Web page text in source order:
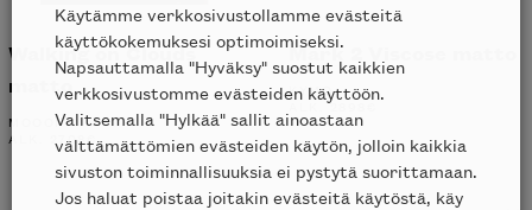
Walking on Clouds
matto
MOOOI
ALK. 2708 €
Mark 2 Viscose matto
KYMO
ALK.2898€
Käytämme verkkosivustollamme evästeitä
käyttökokemuksesi optimoimiseksi.
Napsauttamalla "Hyväksy" suostut kaikkien
verkkosivustomme evästeiden käyttöön.
Valitsemalla "Hylkää" sallit ainoastaan
välttämättömien evästeiden käytön, jolloin kaikkia
sivuston toiminnallisuuksia ei pystytä suorittamaan.
Jos haluat poistaa joitakin evästeitä käytöstä, käy